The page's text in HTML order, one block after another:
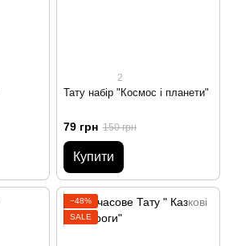
2
Тату набір "Космос і планети"
79 грн 150 грн
Купити
−48%
SALE